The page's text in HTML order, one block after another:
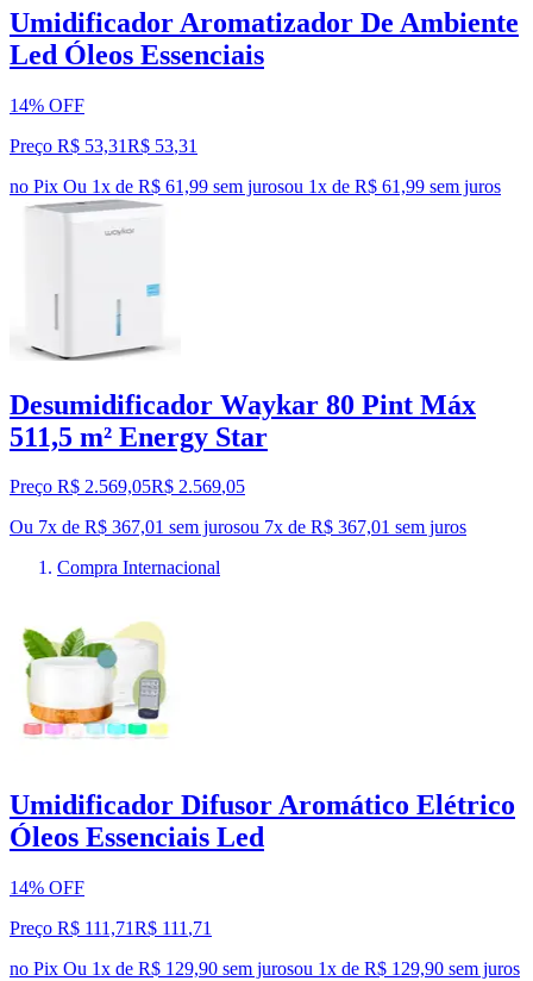
Umidificador Aromatizador De Ambiente
Led Óleos Essenciais
14% OFF
Preço R$ 53,31R$ 53,31
no Pix Ou 1x de R$ 61,99 sem jurosou 1x de R$ 61,99 sem juros
Desumidificador Waykar 80 Pint Máx
511,5 m² Energy Star
Preço R$ 2.569,05R$ 2.569,05
Ou 7x de R$ 367,01 sem jurosou 7x de R$ 367,01 sem juros
Compra Internacional
Umidificador Difusor Aromático Elétrico
Óleos Essenciais Led
14% OFF
Preço R$ 111,71R$ 111 ,71
no Pix Ou 1x de R$ 129,90 sem jurosou 1x de R$ 129,90 sem juros